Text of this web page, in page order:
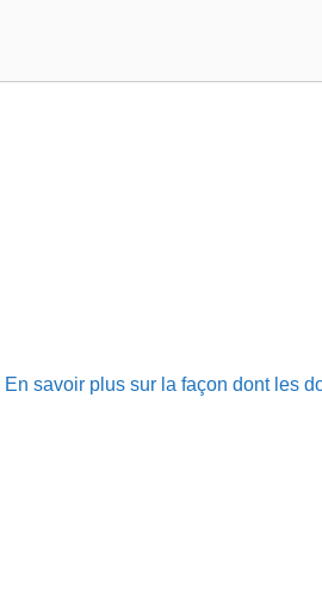
En savoir plus sur la façon dont les